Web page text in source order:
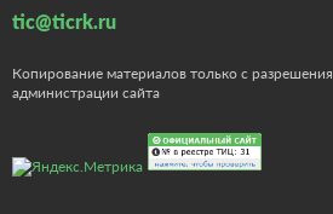
tic@ticrk.ru
Копирование материалов только с разрешения
администрации сайта